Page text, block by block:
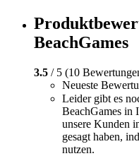
BeachGames
3.5 / 5 (10
Neueste
Leider gibt es
BeachGames in
unsere Kunden
gesagt haben,
nutzen.